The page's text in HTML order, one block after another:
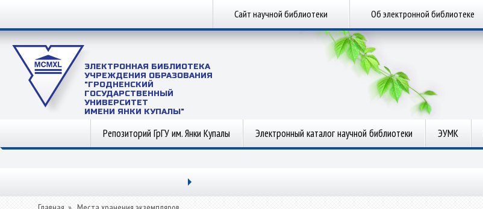
Сайт научной библиотеки Об электронной библиотеке
ЭЛЕКТРОННАЯ БИБЛИОТЕКА
УЧРЕЖДЕНИЯ ОБРАЗОВАНИЯ
"ГРОДНЕНСКИЙ
ГОСУДАРСТВЕННЫЙ
УНИВЕРСИТЕТ
ИМЕНИ ЯНКИ КУПАЛЫ"
Репозиторий ГрГУ им. Янки Купалы Электронный каталог научной библиотеки ЭУМК